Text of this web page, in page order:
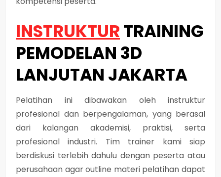
INSTRUKTURTRAINING
PEMODELAN 3D
LANJUTAN JAKARTA
Pelatihan ini dibawakan oleh instruktur
profesional dan berpengalaman, yang berasal
dari kalangan akademisi, praktisi, serta
profesional industri. Tim trainer kami siap
berdiskusi terlebih dahulu dengan peserta atau
perusahaan agar outline materi pelatihan dapat